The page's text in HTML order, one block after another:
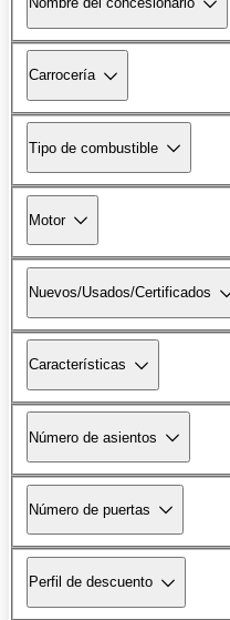
Carrocería
Tipo de combustible
Motor
Nuevos/Usados/Certificados
Características
Número de asientos
Número de puertas
Perfil de descuento